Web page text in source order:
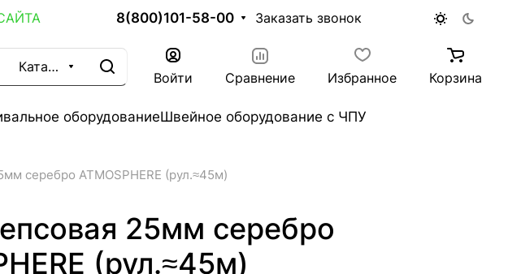
8(800)101-58-00 Заказать звонок
Каталог
Войти Сравнение Избранное Корзина
оборудованиеШвейное оборудование с ЧПУ
серебро ATMOSPHERE (рул.≈45м)
25мм серебро
(рул.≈45м)